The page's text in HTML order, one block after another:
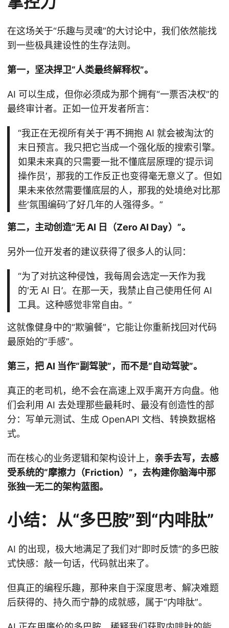
在这场关于“乐趣与灵魂”的大讨论中，我们依然能找
到一些极具建设性的生存法则。
第一，坚决捍卫“人类最终解释权”。
AI 可以生成，但你必须成为那个拥有“一票否决权”的
最终审计者。正如一位开发者所言：
“我正在无视所有关于‘再不拥抱 AI 就会被淘汰’的
末日预言。我只把它当成一个强化版的搜索引擎。
如果未来真的只需要一批不懂底层原理的‘提示词
操作员’，那我的工作反正也变得毫无意义了。但如
果未来依然需要懂底层的人，那我的处境绝对比那
些‘氛围编码’了好几年的人强得多。”
第二，主动创造“无 AI 日（Zero AI Day）”。
另外一位开发者的建议获得了很多人的认同：
“为了对抗这种侵蚀，我每周会选定一天作为我
的‘无 AI 日’。在那一天，我禁止自己使用任何 AI
工具。这种感觉非常自由。”
这就像健身中的“欺骗餐”，它能让你重新找回对代码
最原始的“手感”。
第三，把 AI 当作“副驾驶”，而不是“自动驾驶”。
真正的老司机，绝不会在高速上双手离开方向盘。他
们会利用 AI 去处理那些最耗时、最没有创造性的部
分：写单元测试、生成 OpenAPI 文档、转换数据格
式。
而在核心的业务逻辑和架构设计上， 亲手去写，去感
受系统的“摩擦力（Friction）”，去构建你脑海中那
张独一无二的架构蓝图。
小结：从“多巴胺”到“内啡肽”
AI 的出现，极大地满足了我们对“即时反馈”的多巴胺
式快感：敲一句话，代码就出来了。
但真正的编程乐趣，那种来自于深度思考、解决难题
后获得的、持久而宁静的成就感，属于“内啡肽”。